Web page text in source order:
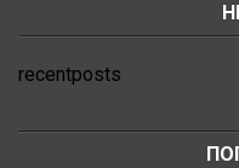
recentposts